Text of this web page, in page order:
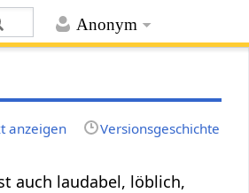
Anonym
anzeigen Versionsgeschichte
auch laudabel, löblich,